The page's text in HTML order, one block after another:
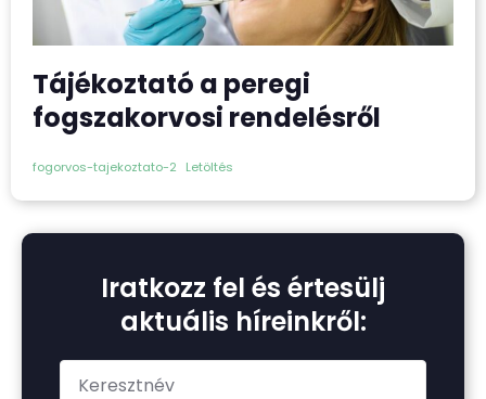
Tájékoztató a peregi
fogszakorvosi rendelésről
fogorvos-tajekoztato-2 Letöltés
Iratkozz fel és értesülj
aktuális híreinkről: